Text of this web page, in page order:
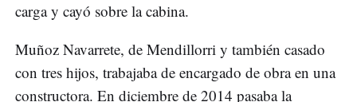
carga y cayó sobre la cabina.
Muñoz Navarrete, de Mendillorri y también casado
con tres hijos, trabajaba de encargado de obra en una
constructora. En diciembre de 2014 pasaba la